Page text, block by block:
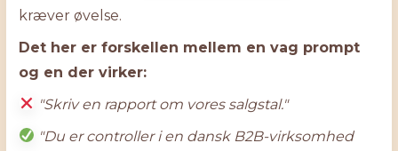
kræver øvelse.
Det her er forskellen mellem en vag prompt
og en der virker:
"Skriv en rapport om vores salgstal."
"Du er controller i en dansk B2B-virksomhed